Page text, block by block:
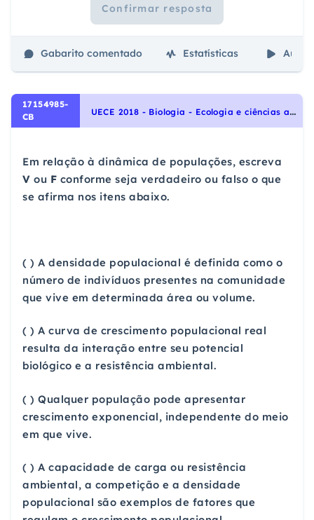
Confirmar resposta
Gabarito comentado Estatísticas Aulas
17154985-
CB
U
ECE 2018 - Biologia - Ecologia e ciências ambientais, Dinâmica de populações
Em relação à dinâmica de populações, escreva
V ou F conforme seja verdadeiro ou falso o que
se afirma nos itens abaixo.
( ) A densidade populacional é definida como o
número de indivíduos presentes na comunidade
que vive em determinada área ou volume.
( ) A curva de crescimento populacional real
resulta da interação entre seu potencial
biológico e a resistência ambiental.
( ) Qualquer população pode apresentar
crescimento exponencial, independente do meio
em que vive.
( ) A capacidade de carga ou resistência
ambiental, a competição e a densidade
populacional são exemplos de fatores que